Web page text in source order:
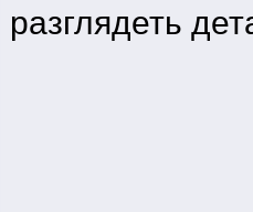
разглядеть